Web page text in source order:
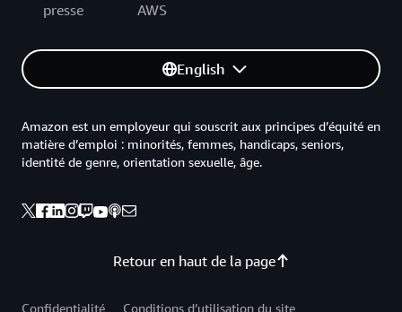
presse
AWS
English
Retour en haut de la page
Amazon est un employeur qui souscrit aux principes d’équité en
matière d’emploi : minorités, femmes, handicaps, seniors,
identité de genre, orientation sexuelle, âge.
Confidentialité Conditions d’utilisation du site